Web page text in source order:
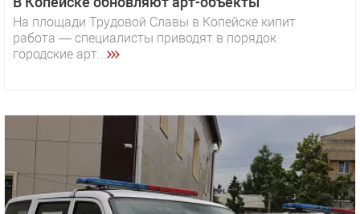
На площади Трудовой Славы в Копейске кипит
работа — специалисты приводят в порядок
городские арт...